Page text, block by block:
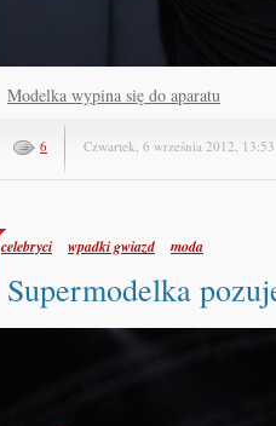
Modelka wypina się do aparatu
6 Czwartek, 6 września 2012, 13:53
celebryci wpadki gwiazd moda
Supermodelka